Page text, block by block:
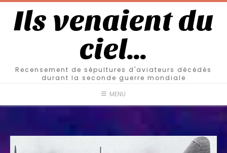
Ils venaient du
ciel…
Recensement de sépultures d'aviateurs décédés
durant la seconde guerre mondiale
MENU